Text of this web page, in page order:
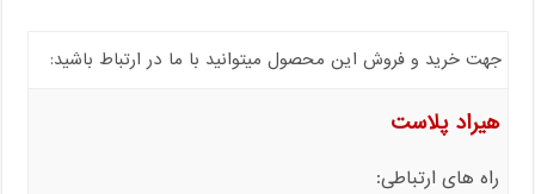
جهت خرید و فروش این محصول میتوانید با ما در ارتباط باشید:
هیراد پلاست
راه های ارتباطی: